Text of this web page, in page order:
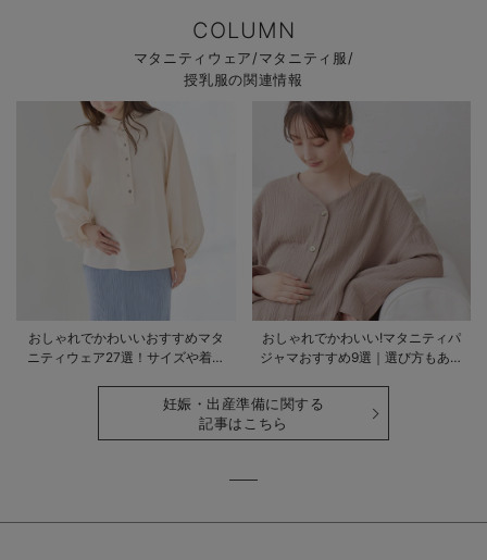
COLUMN
マタニティウェア/マタニティ服/
授乳服の関連情報
おしゃれでかわいいおすすめマタ
ニティウェア27選！サイズや着る
おしゃれでかわいい!マタニティパ
ジャマおすすめ9選｜選び方もあわ
妊娠・出産準備に関する
記事はこちら